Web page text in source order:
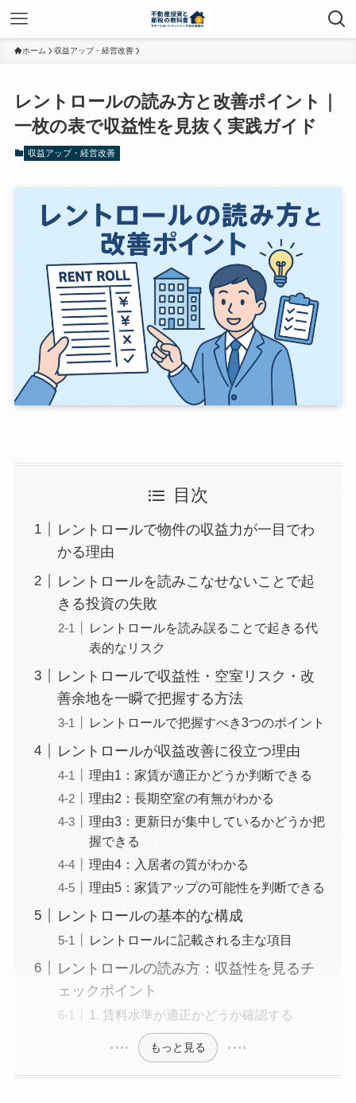
ホーム 収益アップ・経営改善
レントロールの読み方と改善ポイント｜
一枚の表で収益性を見抜く実践ガイド
収益アップ・経営改善
目次
レントロールで物件の収益力が一目でわ
かる理由
レントロールを読みこなせないことで起
きる投資の失敗
レントロールを読み誤ることで起きる代
表的なリスク
レントロールで収益性・空室リスク・改
善余地を一瞬で把握する方法
レントロールで把握すべき3つのポイント
レントロールが収益改善に役立つ理由
理由1：家賃が適正かどうか判断できる
理由2：長期空室の有無がわかる
理由3：更新日が集中しているかどうか把
握できる
理由4：入居者の質がわかる
理由5：家賃アップの可能性を判断できる
レントロールの基本的な構成
レントロールに記載される主な項目
レントロールの読み方：収益性を見るチ
ェックポイント
1. 賃料水準が適正かどうか確認する
もっと見る